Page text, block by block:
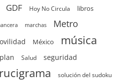
GDF Hoy No Circula libros
marchas Metro
México música
plan Salud seguridad
solución del sudoku